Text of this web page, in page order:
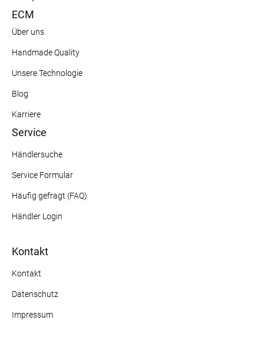
ECM
Über uns
Handmade Quality
Unsere Technologie
Blog
Karriere
Service
Händlersuche
Service Formular
Häufig gefragt (FAQ)
Händler Login
Kontakt
Kontakt
Datenschutz
Impressum